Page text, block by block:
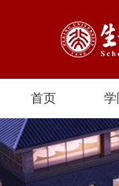
首页 学